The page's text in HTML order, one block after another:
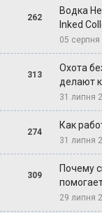
262
Водка
Inked
05 серпня
313
Охота
делают
31 липня
274
Как
31 липня
309
Почему
29 липня